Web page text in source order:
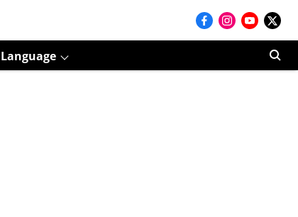
Language